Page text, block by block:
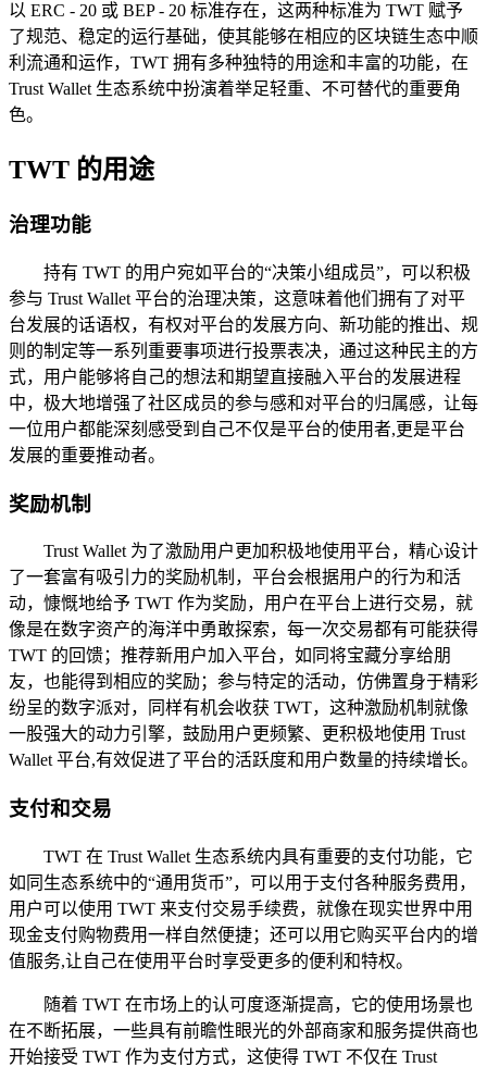
以 ERC - 20 或 BEP - 20 标准存在，这两种标准为 TWT 赋予
了规范、稳定的运行基础，使其能够在相应的区块链生态中顺
利流通和运作，TWT 拥有多种独特的用途和丰富的功能，在
Trust Wallet 生态系统中扮演着举足轻重、不可替代的重要角
色。
TWT 的用途
治理功能
持有 TWT 的用户宛如平台的“决策小组成员”，可以积极
参与 Trust Wallet 平台的治理决策，这意味着他们拥有了对平
台发展的话语权，有权对平台的发展方向、新功能的推出、规
则的制定等一系列重要事项进行投票表决，通过这种民主的方
式，用户能够将自己的想法和期望直接融入平台的发展进程
中，极大地增强了社区成员的参与感和对平台的归属感，让每
一位用户都能深刻感受到自己不仅是平台的使用者,更是平台
发展的重要推动者。
奖励机制
Trust Wallet 为了激励用户更加积极地使用平台，精心设计
了一套富有吸引力的奖励机制，平台会根据用户的行为和活
动，慷慨地给予 TWT 作为奖励，用户在平台上进行交易，就
像是在数字资产的海洋中勇敢探索，每一次交易都有可能获得
TWT 的回馈；推荐新用户加入平台，如同将宝藏分享给朋
友，也能得到相应的奖励；参与特定的活动，仿佛置身于精彩
纷呈的数字派对，同样有机会收获 TWT，这种激励机制就像
一股强大的动力引擎，鼓励用户更频繁、更积极地使用 Trust
Wallet 平台,有效促进了平台的活跃度和用户数量的持续增长。
支付和交易
TWT 在 Trust Wallet 生态系统内具有重要的支付功能，它
如同生态系统中的“通用货币”，可以用于支付各种服务费用，
用户可以使用 TWT 来支付交易手续费，就像在现实世界中用
现金支付购物费用一样自然便捷；还可以用它购买平台内的增
值服务,让自己在使用平台时享受更多的便利和特权。
随着 TWT 在市场上的认可度逐渐提高，它的使用场景也
在不断拓展，一些具有前瞻性眼光的外部商家和服务提供商也
开始接受 TWT 作为支付方式，这使得 TWT 不仅在 Trust